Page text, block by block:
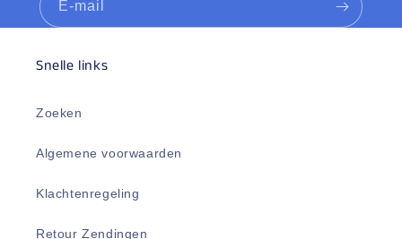
E‑mail
Snelle links
Zoeken
Algemene voorwaarden
Klachtenregeling
Retour Zendingen